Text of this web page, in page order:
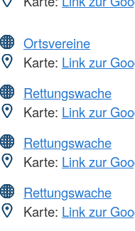
Ortsvereine
Karte: Link zur
Rettungswache
Karte: Link zur
Rettungswache
Karte: Link zur
Rettungswache
Karte: Link zur